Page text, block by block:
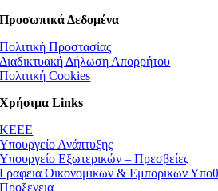
Προσωπικά Δεδομένα
Πολιτική Προστασίας
Διαδικτυακή Δήλωση Απορρήτου
Πολιτική Cookies
Χρήσιμα Links
ΚEEE
Υπουργείο Ανάπτυξης
Υπουργείο Εξωτερικών – Πρεσβείες
Γραφεια Οικονομικων & Εμπορικων
Προξενεια